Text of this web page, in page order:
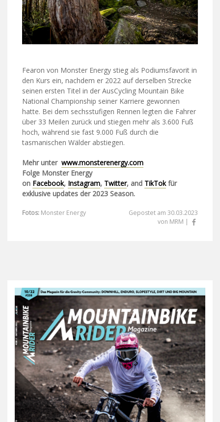
Fearon von Monster Energy stieg als Podiumsfavorit in
den Kurs ein, nachdem er 2022 auf derselben Strecke
seinen ersten Titel in der AusCycling Mountain Bike
National Championship seiner Karriere gewonnen
hatte. Bei dem sechsstufigen Rennen legten die Fahrer
über 33 Meilen zurück und stiegen mehr als 3.600 Fuß
hoch, während sie fast 9.000 Fuß durch die
tasmanischen Wälder abstiegen.
Mehr unter www.monsterenergy.com
Folge Monster Energy
on Facebook, Instagram, Twitter, and TikTokfür
exklusive updates der 2023 Season.
Fotos: Monster Energy
Gepostet am 30.03.2023
von MRM |